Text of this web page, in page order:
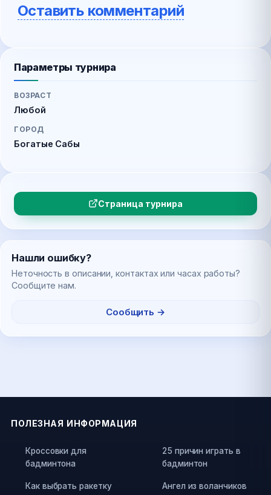
Оставить комментарий
Параметры турнира
ВОЗРАСТ
Любой
ГОРОД
Богатые Сабы
Страница турнира
Нашли ошибку?
Неточность в описании, контактах или часах работы?
Сообщите нам.
Сообщить →
ПОЛЕЗНАЯ ИНФОРМАЦИЯ
Кроссовки для
бадминтона
Как выбрать ракетку
25 причин играть в
бадминтон
Ангел из воланчиков